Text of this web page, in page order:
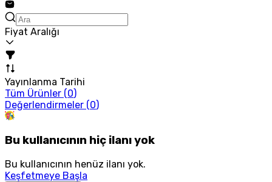
Fiyat Aralığı
Yayınlanma Tarihi
Tüm Ürünler (0)
Değerlendirmeler (0)
Bu kullanıcının hiç ilanı yok
Bu kullanıcının henüz ilanı yok.
Keşfetmeye Başla